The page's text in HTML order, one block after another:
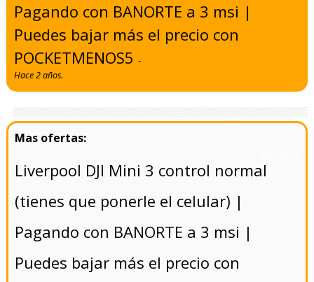
Pagando con BANORTE a 3 msi |
Puedes bajar más el precio con
POCKETMENOS5-
Hace 2 años.
Liverpool DJI Mini 3 control normal
(tienes que ponerle el celular) |
Pagando con BANORTE a 3 msi |
Puedes bajar más el precio con